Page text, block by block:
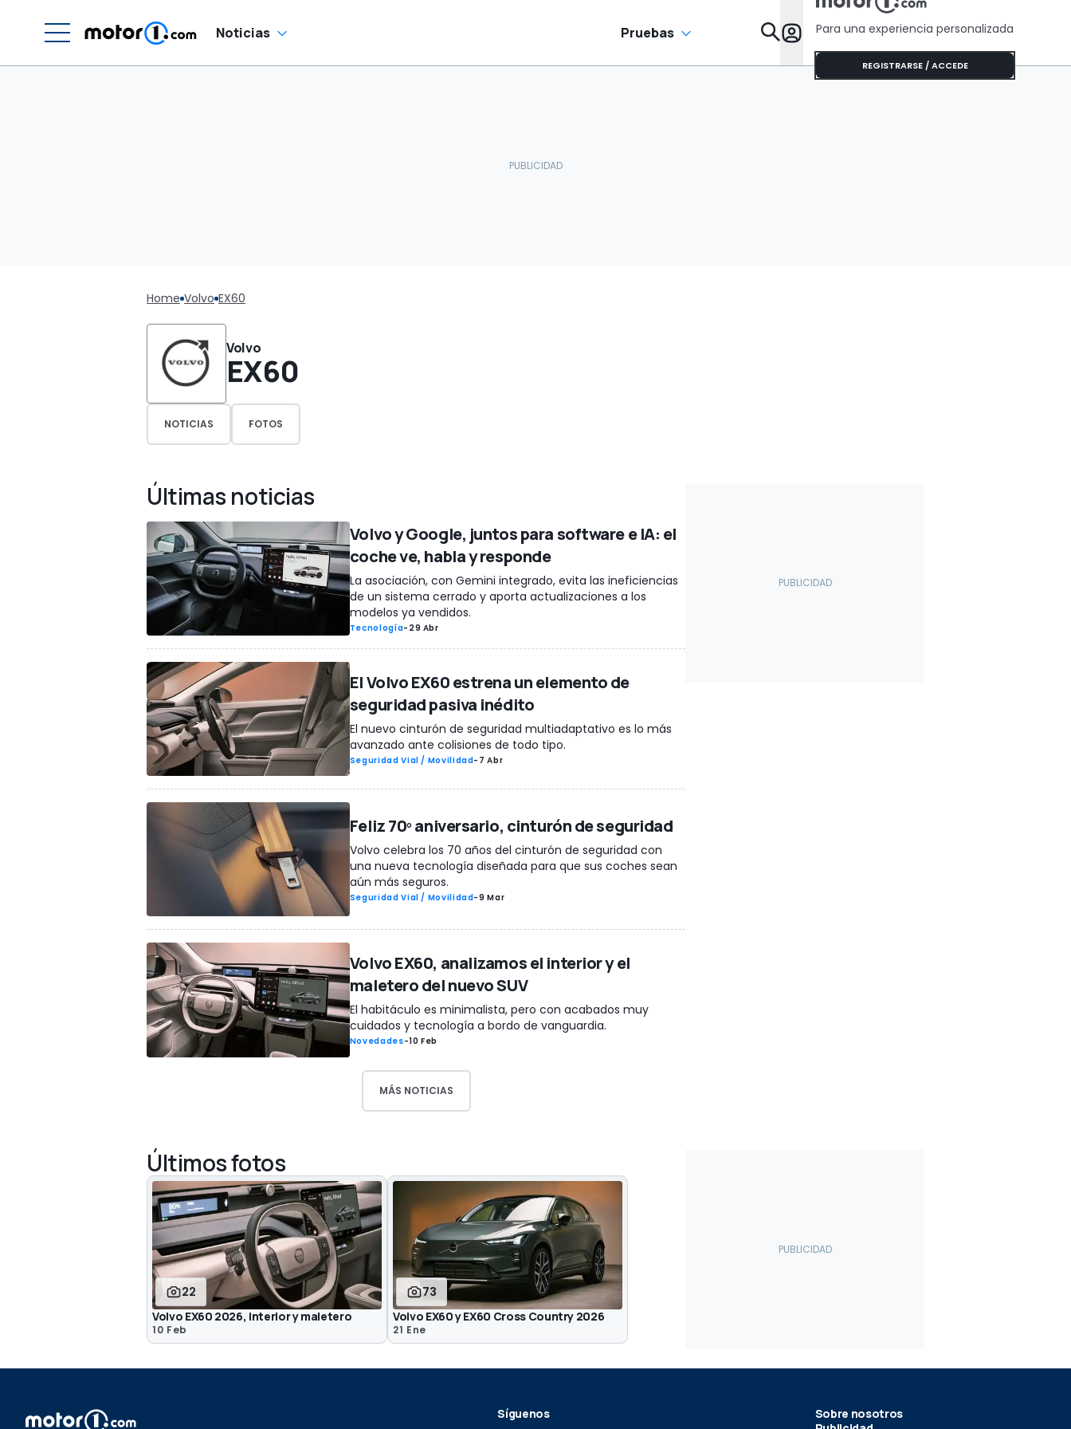
Noticias Pruebas Para una experiencia personalizada
REGISTRARSE / ACCEDE
Home Volvo EX60
Volvo
EX60
NOTICIAS FOTOS
Últimas noticias
Volvo y Google, juntos para software e IA: el
coche ve, habla y responde
La asociación, con Gemini integrado, evita las ineficiencias
de un sistema cerrado y aporta actualizaciones a los
modelos ya vendidos.
Tecnología- 29 Abr
El Volvo EX60 estrena un elemento de
seguridad pasiva inédito
El nuevo cinturón de seguridad multiadaptativo es lo más
avanzado ante colisiones de todo tipo.
Seguridad Vial / Movilidad- 7 Abr
Feliz 70º aniversario, cinturón de seguridad
Volvo celebra los 70 años del cinturón de seguridad con
una nueva tecnología diseñada para que sus coches sean
aún más seguros.
Seguridad Vial / Movilidad-9 Mar
Volvo EX60, analizamos el interior y el
maletero del nuevo SUV
El habitáculo es minimalista, pero con acabados muy
cuidados y tecnología a bordo de vanguardia.
Novedades-10 Feb
MÁS NOTICIAS
Últimos fotos
22
Volvo EX60 2026, interior y maletero
10 Feb
73
Volvo EX60 y EX60 Cross Country 2026
21 Ene
Síguenos
Sobre nosotros